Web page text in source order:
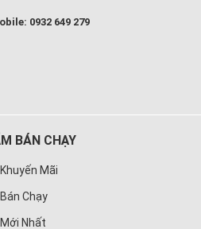
0932 649 279
BÁN CHẠY
Mãi
Chạy
Nhất